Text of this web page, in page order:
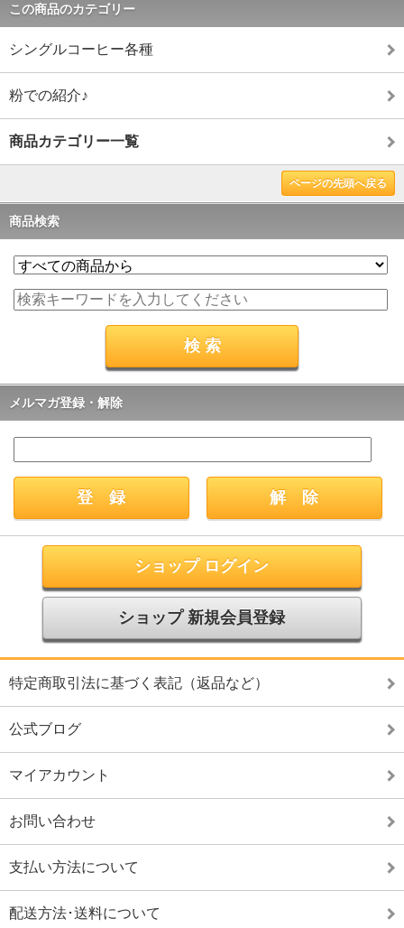
この商品のカテゴリー
シングルコーヒー各種
粉での紹介♪
商品カテゴリー一覧
ページの先頭へ戻る
商品検索
メルマガ登録・解除
ショップ ログイン
ショップ 新規会員登録
特定商取引法に基づく表記（返品など）
公式ブログ
マイアカウント
お問い合わせ
支払い方法について
配送方法･送料について